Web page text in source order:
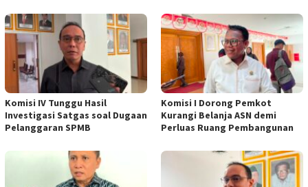
Komisi IV Tunggu Hasil
Investigasi Satgas soal Dugaan
Pelanggaran SPMB
Komisi I Dorong Pemkot
Kurangi Belanja ASN demi
Perluas Ruang Pembangunan